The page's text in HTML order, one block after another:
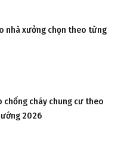
nhà xưởng chọn theo từng
chống cháy chung cư theo
2026